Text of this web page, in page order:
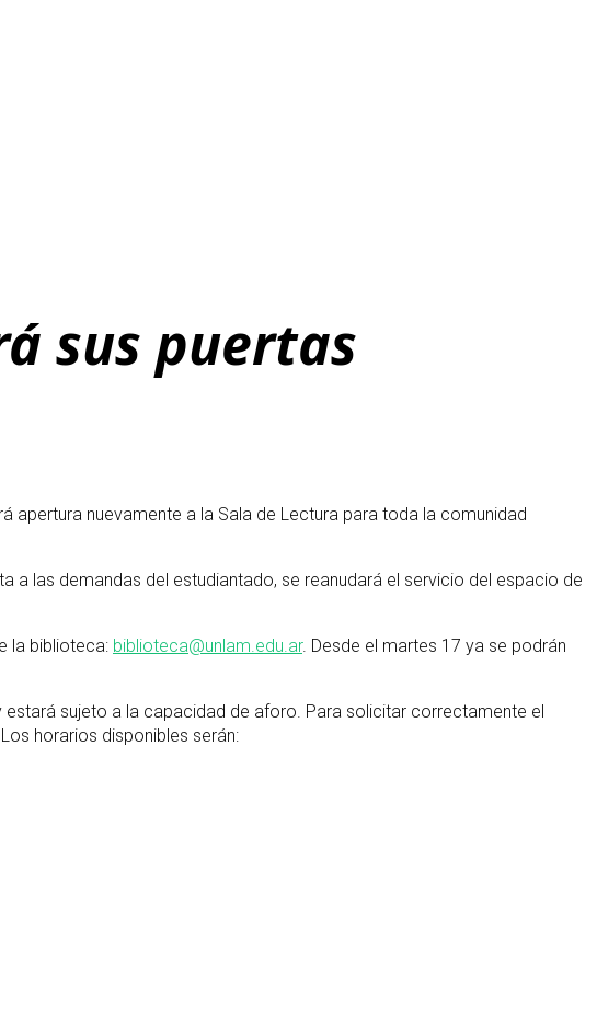
sus puertas
apertura nuevamente a la Sala de Lectura para toda la comunidad
a las demandas del estudiantado, se reanudará el servicio del espacio de
la biblioteca: biblioteca@unlam.edu.ar. Desde el martes 17 ya se podrán
sujeto a la capacidad de aforo. Para solicitar correctamente el
horarios disponibles serán: